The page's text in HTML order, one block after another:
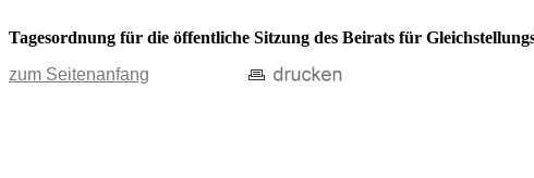
Tagesordnung für die öffentliche Sitzung des Beirats für
zum Seitenanfang